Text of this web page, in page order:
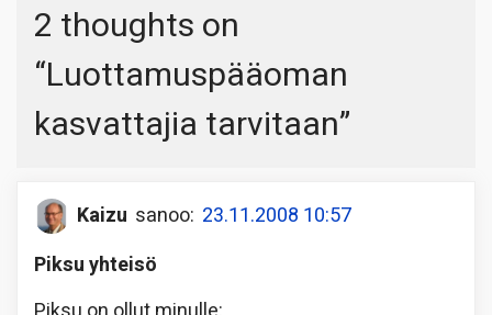
2 thoughts on
“Luottamuspääoman
kasvattajia tarvitaan”
Kaizu sanoo: 23.11.2008 10:57
Piksu yhteisö